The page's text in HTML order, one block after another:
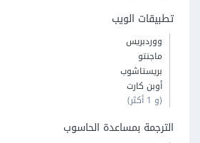
تطبيقات الويب
ووردبريس
ماجنتو
بريستاشوب
أوبن كارت
(و 1 أكثر)
الترجمة بمساعدة الحاسوب